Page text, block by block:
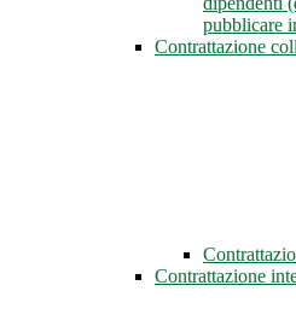
pubblicare
Contrattazione
Contrattazione